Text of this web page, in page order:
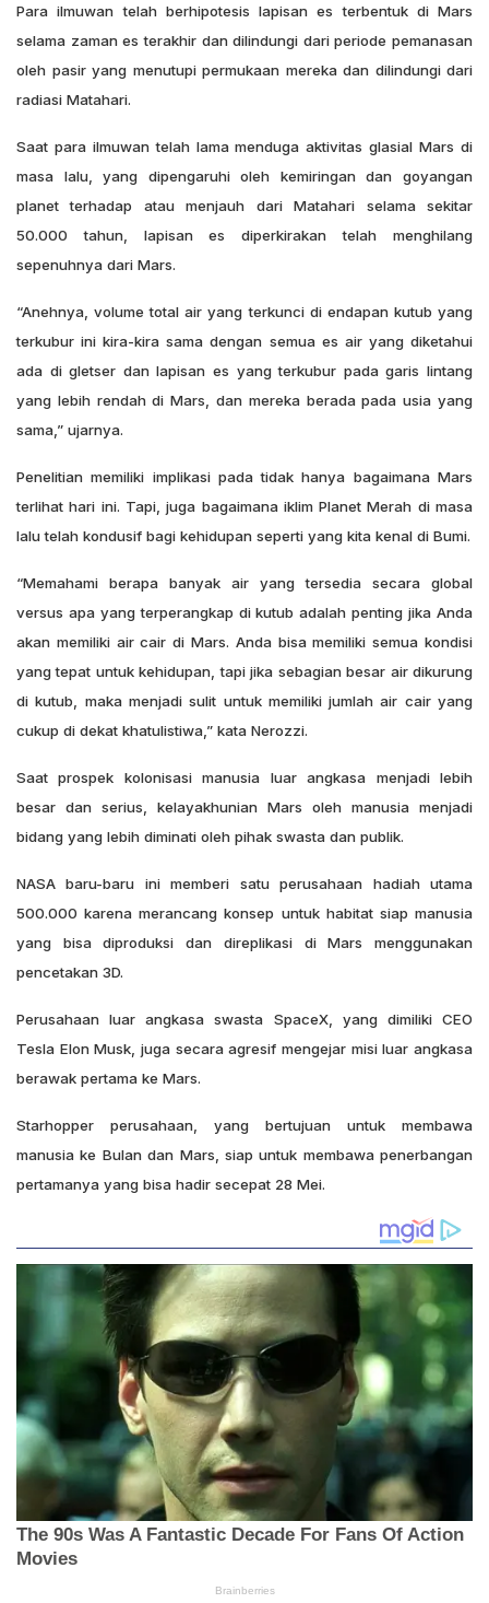
Para ilmuwan telah berhipotesis lapisan es terbentuk di Mars
selama zaman es terakhir dan dilindungi dari periode pemanasan
oleh pasir yang menutupi permukaan mereka dan dilindungi dari
radiasi Matahari.
Saat para ilmuwan telah lama menduga aktivitas glasial Mars di
masa lalu, yang dipengaruhi oleh kemiringan dan goyangan
planet terhadap atau menjauh dari Matahari selama sekitar
50.000 tahun, lapisan es diperkirakan telah menghilang
sepenuhnya dari Mars.
“Anehnya, volume total air yang terkunci di endapan kutub yang
terkubur ini kira-kira sama dengan semua es air yang diketahui
ada di gletser dan lapisan es yang terkubur pada garis lintang
yang lebih rendah di Mars, dan mereka berada pada usia yang
sama,” ujarnya.
Penelitian memiliki implikasi pada tidak hanya bagaimana Mars
terlihat hari ini. Tapi, juga bagaimana iklim Planet Merah di masa
lalu telah kondusif bagi kehidupan seperti yang kita kenal di Bumi.
“Memahami berapa banyak air yang tersedia secara global
versus apa yang terperangkap di kutub adalah penting jika Anda
akan memiliki air cair di Mars. Anda bisa memiliki semua kondisi
yang tepat untuk kehidupan, tapi jika sebagian besar air dikurung
di kutub, maka menjadi sulit untuk memiliki jumlah air cair yang
cukup di dekat khatulistiwa,” kata Nerozzi.
Saat prospek kolonisasi manusia luar angkasa menjadi lebih
besar dan serius, kelayakhunian Mars oleh manusia menjadi
bidang yang lebih diminati oleh pihak swasta dan publik.
NASA baru-baru ini memberi satu perusahaan hadiah utama
500.000 karena merancang konsep untuk habitat siap manusia
yang bisa diproduksi dan direplikasi di Mars menggunakan
pencetakan 3D.
Perusahaan luar angkasa swasta SpaceX, yang dimiliki CEO
Tesla Elon Musk, juga secara agresif mengejar misi luar angkasa
berawak pertama ke Mars.
Starhopper perusahaan, yang bertujuan untuk membawa
manusia ke Bulan dan Mars, siap untuk membawa penerbangan
pertamanya yang bisa hadir secepat 28 Mei.